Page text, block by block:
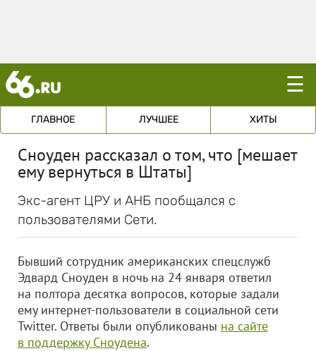
☰
ГЛАВНОЕ ЛУЧШЕЕ ХИТЫ
Сноуден рассказал о том, что [мешает
ему вернуться в Штаты]
Экс-агент ЦРУ и АНБ пообщался с
пользователями Сети.
Бывший сотрудник американских спецслужб
Эдвард Сноуден в ночь на 24 января ответил
на полтора десятка вопросов, которые задали
ему интернет-пользователи в социальной сети
Twitter. Ответы были опубликованы на сайте
в поддержку Сноудена.